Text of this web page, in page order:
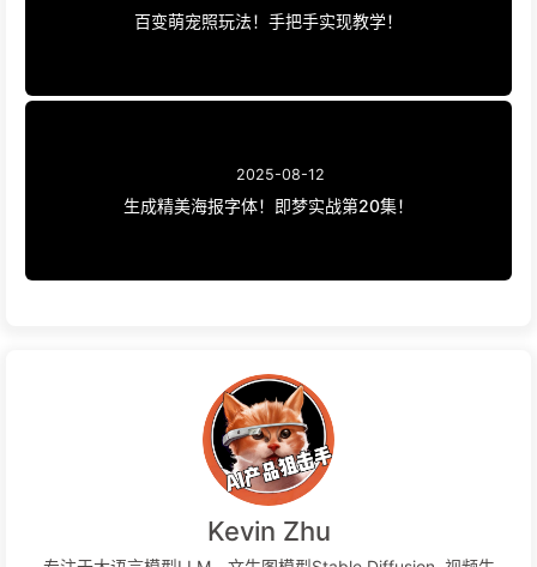
百变萌宠照玩法！手把手实现教学！
2025-08-12
生成精美海报字体！即梦实战第20集！
Kevin Zhu